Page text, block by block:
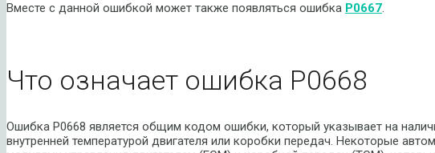
Вместе с данной ошибкой может также появляться ошибка P0667.
Что означает ошибка P0668
Ошибка P0668 является общим кодом ошибки, который указывает на
внутренней температурой двигателя или коробки передач. Некоторые